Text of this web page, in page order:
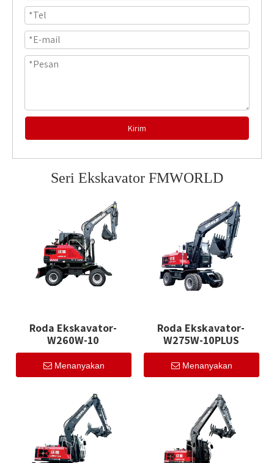
Kirim
Seri Ekskavator FMWORLD
Roda Ekskavator-
W260W-10
Menanyakan
Roda Ekskavator-
W275W-10PLUS
Menanyakan